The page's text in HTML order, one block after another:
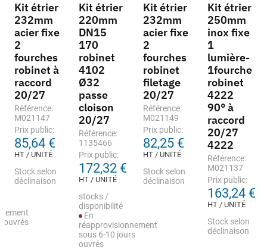
ouvrés
Kit étrier
232mm
acier fixe
2
fourches
robinet à
raccord
20/27
Référence:
M021147
Prix public:
85,64 €
HT / UNITÉ
Stock selon
déclinaison
Kit étrier
220mm
DN15
170
robinet
4102
Ø32
passe
cloison
20/27
Référence:
1135466
Prix public:
172,32 €
HT / UNITÉ
stocks /
disponibilité
En
réapprovisionnement
sous 6-10 jours
ouvrés
Kit étrier
232mm
acier fixe
2
fourches
robinet
filetage
20/27
Référence:
M021149
Prix public:
82,25 €
HT / UNITÉ
Stock selon
déclinaison
Kit étrier
250mm
inox fixe
1
lumière-
1fourche
robinet
4222
90° à
raccord
20/27
4222
Référence:
M021137
Prix public:
163,24 €
HT / UNITÉ
Stock selon
déclinaison